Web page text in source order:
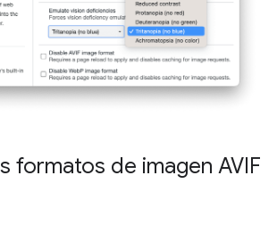
formatos de imagen AVIF